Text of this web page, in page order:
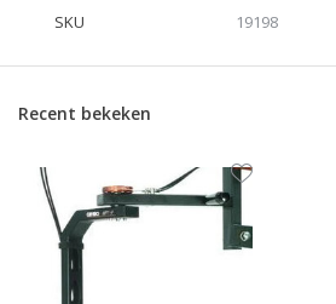
SKU 19198
Recent bekeken